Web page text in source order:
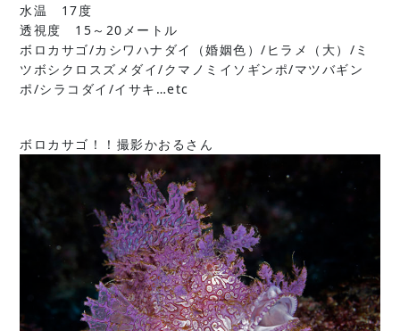
水温 17度
透視度 15～20メートル
ボロカサゴ/カシワハナダイ（婚姻色）/ヒラメ（大）/ミ
ツボシクロスズメダイ/クマノミイソギンポ/マツバギン
ポ/シラコダイ/イサキ…etc
ボロカサゴ！！撮影かおるさん